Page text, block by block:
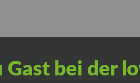
Gast bei der